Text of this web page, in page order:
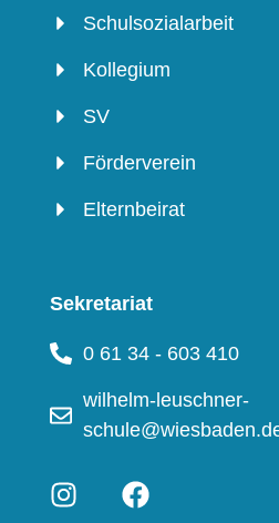
Schulsozialarbeit
Kollegium
SV
Förderverein
Elternbeirat
Sekretariat
0 61 34 - 603 410
wilhelm-leuschner-